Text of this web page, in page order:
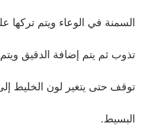
السمنة في الوعاء ويتم تركها
تذوب ثم يتم إضافة الدقيق
توقف حتى يتغير لون الخليط
البسيط.